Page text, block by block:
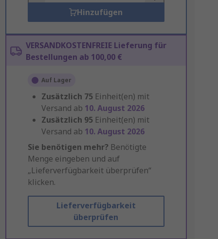
Hinzufügen
VERSANDKOSTENFREIE Lieferung für
Bestellungen ab 100,00 €
Auf Lager
Zusätzlich 75 Einheit(en) mit
Versand ab 10. August 2026
Zusätzlich 95 Einheit(en) mit
Versand ab 10. August 2026
Sie benötigen mehr? Benötigte
Menge eingeben und auf
„Lieferverfügbarkeit überprüfen“
klicken.
Lieferverfügbarkeit
überprüfen